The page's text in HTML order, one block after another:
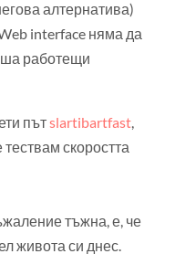
алтернатива)
interface няма да
работещи
пътslartibartfast,
скоростта
тъжна, е, че
живота си днес.